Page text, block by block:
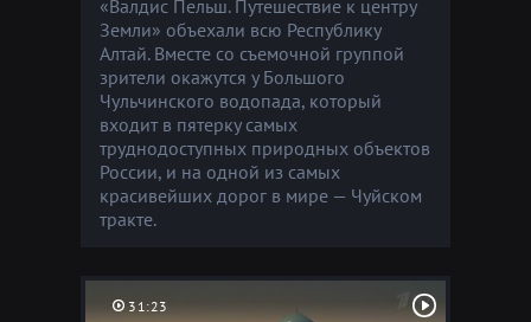
«Валдис Пельш. Путешествие к центру
Земли» объехали всю Республику
Алтай. Вместе со съемочной группой
зрители окажутся у Большого
Чульчинского водопада, который
входит в пятерку самых
труднодоступных природных объектов
России, и на одной из самых
красивейших дорог в мире — Чуйском
тракте.
31:23